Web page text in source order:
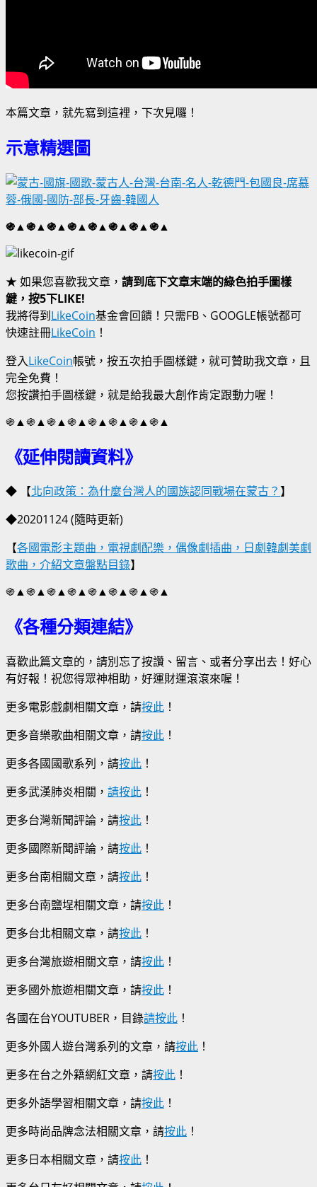
本篇文章，就先寫到這裡，下次見囉！
示意精選圖
֍▲֍▲֍▲֍▲֍▲֍▲֍▲֍▲
★ 如果您喜歡我文章， 請到底下文章末端的綠色拍手圖樣
鍵，按5下LIKE!
我將得到LikeCoin基金會回饋！只需FB、GOOGLE帳號都可
快速註冊LikeCoin ！
登入LikeCoin帳號，按五次拍手圖樣鍵，就可贊助我文章，且
完全免費！
您按讚拍手圖樣鍵，就是給我最大創作肯定跟動力喔！
֍▲֍▲֍▲֍▲֍▲֍▲֍▲֍▲
《延伸閱讀資料》
◆ 【北向政策：為什麼台灣人的國族認同戰場在蒙古？】
◆20201124(隨時更新)
【各國電影主題曲，電視劇配樂，偶像劇插曲，日劇韓劇美劇
歌曲，介紹文章盤點目錄】
֍▲֍▲֍▲֍▲֍▲֍▲֍▲֍▲
《各種分類連結》
喜歡此篇文章的，請別忘了按讚、留言、或者分享出去！好心
有好報！祝您得眾神相助，好運財運滾滾來喔！
更多電影戲劇相關文章，請按此 ！
更多音樂歌曲相關文章，請按此 ！
更多各國國歌系列，請按此 ！
更多武漢肺炎相關， 請按此 ！
更多台灣新聞評論，請按此 ！
更多國際新聞評論，請按此 ！
更多台南相關文章，請按此 ！
更多台南鹽埕相關文章，請按此 ！
更多台北相關文章，請按此 ！
更多台灣旅遊相關文章，請按此 ！
更多國外旅遊相關文章，請按此 ！
各國在台YOUTUBER，目錄請按此 ！
更多外國人遊台灣系列的文章，請按此 ！
更多在台之外籍網紅文章，請按此 ！
更多外語學習相關文章，請按此 ！
更多時尚品牌念法相關文章，請按此 ！
更多日本相關文章，請按此 ！